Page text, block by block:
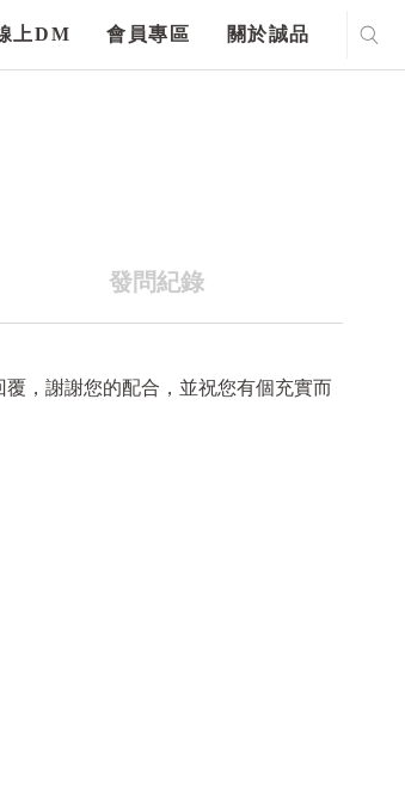
上DM 會員專區 關於誠品
發問紀錄
，謝謝您的配合，並祝您有個充實而